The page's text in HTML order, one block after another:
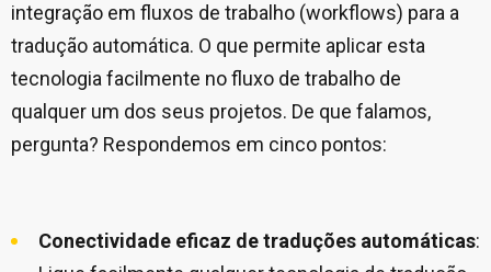
integração em fluxos de trabalho (workflows) para a
tradução automática. O que permite aplicar esta
tecnologia facilmente no fluxo de trabalho de
qualquer um dos seus projetos. De que falamos,
pergunta? Respondemos em cinco pontos:
Conectividade eficaz de traduções automáticas: